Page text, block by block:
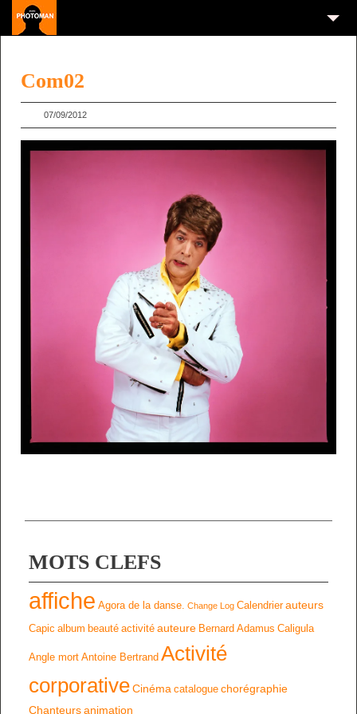
Com02
07/09/2012
MOTS CLEFS
affiche Agora de la danse. Change Log Calendrier auteurs
Capic album beauté activité auteure Bernard Adamus Caligula
Angle mort Antoine Bertrand Activité
corporativeCinéma catalogue chorégraphie
Chanteursanimation